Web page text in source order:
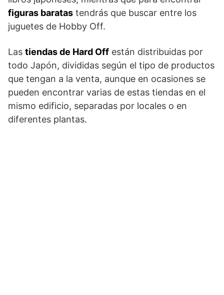
figuras baratas tendrás que buscar entre los
juguetes de Hobby Off.
Las tiendas de Hard Off están distribuidas por
todo Japón, divididas según el tipo de productos
que tengan a la venta, aunque en ocasiones se
pueden encontrar varias de estas tiendas en el
mismo edificio, separadas por locales o en
diferentes plantas.